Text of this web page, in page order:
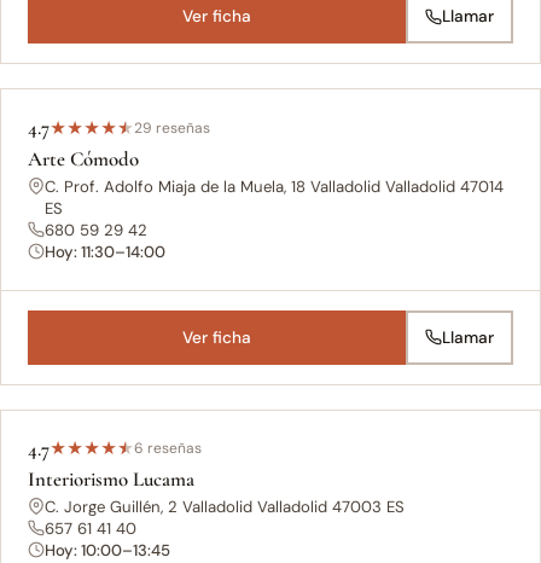
Ver ficha Llamar
4.7★★★★★29 reseñas
Arte Cómodo
C. Prof. Adolfo Miaja de la Muela, 18 Valladolid Valladolid 47014
ES
680 59 29 42
Hoy: 11:30–14:00
Ver ficha Llamar
4.7★★★★★6 reseñas
Interiorismo Lucama
C. Jorge Guillén, 2 Valladolid Valladolid 47003 ES
657 61 41 40
Hoy: 10:00–13:45